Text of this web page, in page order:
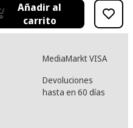
Añadir al
carrito
MediaMarkt VISA
Devoluciones
hasta en 60 días